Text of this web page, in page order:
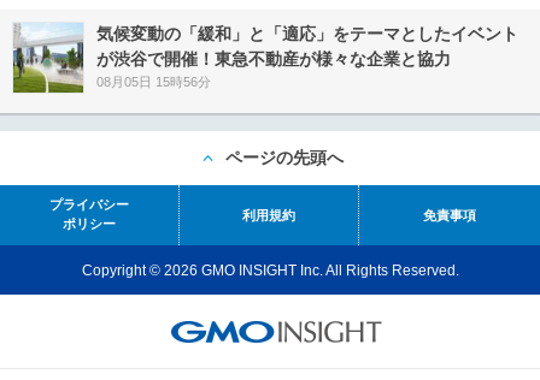
気候変動の「緩和」と「適応」をテーマとしたイベント
が渋谷で開催！東急不動産が様々な企業と協力
08月05日 15時56分
ページの先頭へ
プライバシー
ポリシー
利用規約 免責事項
Copyright © 2026 GMO INSIGHT Inc. All Rights Reserved.